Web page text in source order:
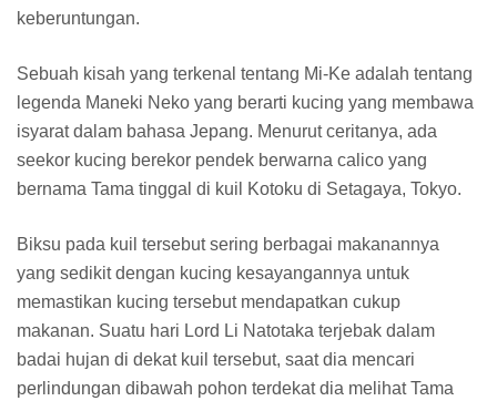
keberuntungan.
Sebuah kisah yang terkenal tentang Mi-Ke adalah tentang
legenda Maneki Neko yang berarti kucing yang membawa
isyarat dalam bahasa Jepang. Menurut ceritanya, ada
seekor kucing berekor pendek berwarna calico yang
bernama Tama tinggal di kuil Kotoku di Setagaya, Tokyo.
Biksu pada kuil tersebut sering berbagai makanannya
yang sedikit dengan kucing kesayangannya untuk
memastikan kucing tersebut mendapatkan cukup
makanan. Suatu hari Lord Li Natotaka terjebak dalam
badai hujan di dekat kuil tersebut, saat dia mencari
perlindungan dibawah pohon terdekat dia melihat Tama